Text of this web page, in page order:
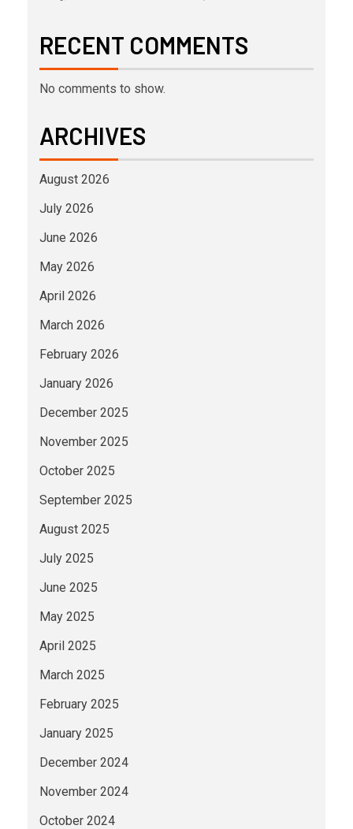
RECENT COMMENTS
No comments to show.
ARCHIVES
August 2026
July 2026
June 2026
May 2026
April 2026
March 2026
February 2026
January 2026
December 2025
November 2025
October 2025
September 2025
August 2025
July 2025
June 2025
May 2025
April 2025
March 2025
February 2025
January 2025
December 2024
November 2024
October 2024